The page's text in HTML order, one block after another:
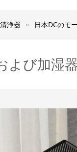
浄器 日本DCのモ
よび加湿